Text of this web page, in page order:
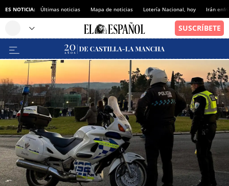
ES NOTICIA: Últimas noticias Mapa de noticias Lotería Nacional, hoy Irán